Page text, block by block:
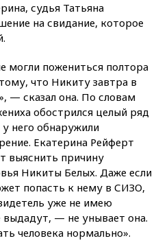
судья Татьяна
на свидание, которое
пожениться полтора
что Никиту завтра в
— сказал она. По словам
обострился целый ряд
него обнаружили
Екатерина Рейферт
выяснить причину
Никиты Белых. Даже если
попасть к нему в СИЗО,
уже не имею
выдадут, — не унывает она.
человека нормально».